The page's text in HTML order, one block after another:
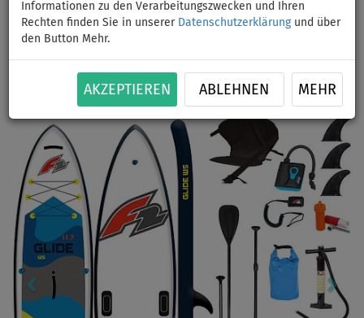
Informationen zu den Verarbeitungszwecken und Ihren
Rechten finden Sie in unserer Datenschutzerklärungund über
den Button Mehr.
AKZEPTIEREN ABLEHNEN MEHR
Super-Set
BIS
PADDEL
BIS
170 kg
KAJAK SITZ
SEGEL
VERSAND
Previous Next